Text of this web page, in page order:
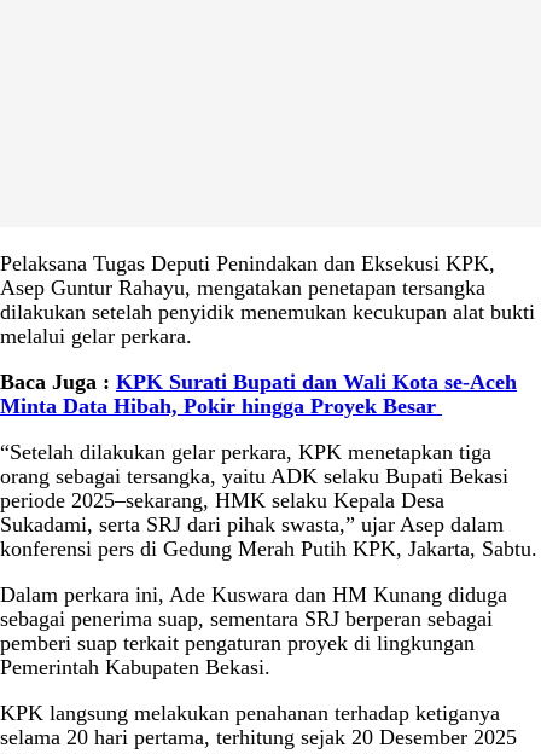
Pelaksana Tugas Deputi Penindakan dan Eksekusi KPK,
Asep Guntur Rahayu, mengatakan penetapan tersangka
dilakukan setelah penyidik menemukan kecukupan alat bukti
melalui gelar perkara.
Baca Juga : KPK Surati Bupati dan Wali Kota se-Aceh
Minta Data Hibah, Pokir hingga Proyek Besar
“Setelah dilakukan gelar perkara, KPK menetapkan tiga
orang sebagai tersangka, yaitu ADK selaku Bupati Bekasi
periode 2025–sekarang, HMK selaku Kepala Desa
Sukadami, serta SRJ dari pihak swasta,” ujar Asep dalam
konferensi pers di Gedung Merah Putih KPK, Jakarta, Sabtu.
Dalam perkara ini, Ade Kuswara dan HM Kunang diduga
sebagai penerima suap, sementara SRJ berperan sebagai
pemberi suap terkait pengaturan proyek di lingkungan
Pemerintah Kabupaten Bekasi.
KPK langsung melakukan penahanan terhadap ketiganya
selama 20 hari pertama, terhitung sejak 20 Desember 2025